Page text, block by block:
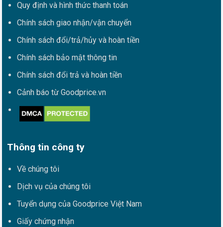
Quy định và hình thức thanh toán
Chính sách giao nhận/vận chuyển
Chính sách đổi/trả/hủy và hoàn tiền
Chính sách bảo mật thông tin
Chính sách đổi trả và hoàn tiền
Cảnh báo từ Goodprice.vn
Thông tin công ty
Về chúng tôi
Dịch vụ của chúng tôi
Tuyển dụng của Goodprice Việt Nam
Giấy chứng nhận